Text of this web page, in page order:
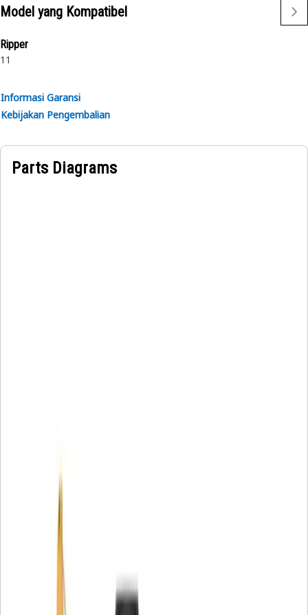
Model yang Kompatibel
Ripper
11
Informasi Garansi
Kebijakan Pengembalian
Parts Diagrams